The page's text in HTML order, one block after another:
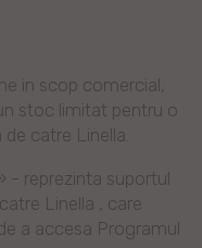
in scop comercial,
stoc limitat pentru o
catre Linella.
- reprezinta suportul
Linella , care
a accesa Programul